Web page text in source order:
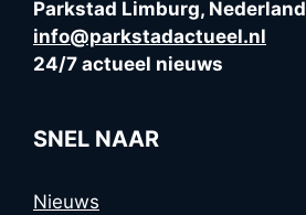
Parkstad Limburg, Nederland
info@parkstadactueel.nl
24/7 actueel nieuws
SNEL NAAR
Nieuws